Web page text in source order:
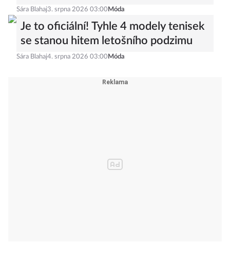
Sára Blahaj3. srpna 2026 03:00 Móda
Je to oficiální! Tyhle 4 modely tenisek
se stanou hitem letošního podzimu
Sára Blahaj4. srpna 2026 03:00 Móda